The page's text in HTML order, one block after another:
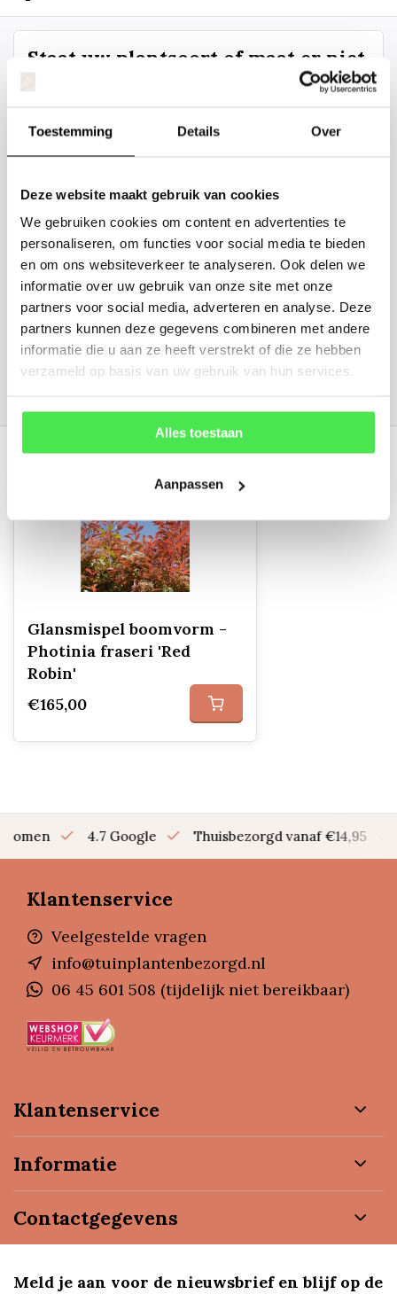
Toestemming Details Over
Deze website maakt gebruik van cookies
We gebruiken cookies om content en advertenties te
personaliseren, om functies voor social media te bieden
en om ons websiteverkeer te analyseren. Ook delen we
informatie over uw gebruik van onze site met onze
partners voor social media, adverteren en analyse. Deze
partners kunnen deze gegevens combineren met andere
informatie die u aan ze heeft verstrekt of die ze hebben
verzameld op basis van uw gebruik van hun services.
Alles toestaan
Aanpassen
Staat uw plantsoort of maat er niet
tussen? Laat het ons weten, dan
de plantnaam, hoogte, stamdikte en
vorm. Wilt u weten hoe uw plant of
boom er ongeveer eruit ziet? We
kunnen u een foto sturen.
info@tuinplantenbezorgd.nl
06 45 601 508 (tijdelijk niet bereikbaar)
156 customers give us a 4.7/ 5 at
Recent bekeken
Glansmispel boomvorm -
Photinia fraseri 'Red
Robin'
€165,00
bomen 4.7 Google Thuisbezorgd vanaf €14,95
Klantenservice
Veelgestelde vragen
info@tuinplantenbezorgd.nl
06 45 601 508 (tijdelijk niet bereikbaar)
Klantenservice
Informatie
Contactgegevens
Meld je aan voor de nieuwsbrief en blijf op de